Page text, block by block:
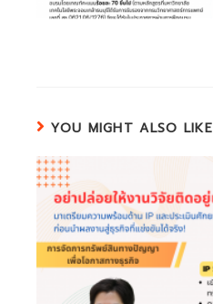
YOU MIGHT ALSO LIKE